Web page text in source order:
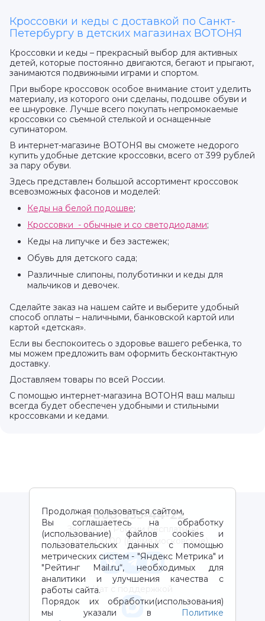
Кроссовки и кеды с доставкой по Санкт-
Петербургу в детских магазинах ВОТОНЯ
Кроссовки и кеды – прекрасный выбор для активных
детей, которые постоянно двигаются, бегают и прыгают,
занимаются подвижными играми и спортом.
При выборе кроссовок особое внимание стоит уделить
материалу, из которого они сделаны, подошве обуви и
ее шнуровке. Лучше всего покупать непромокаемые
кроссовки со съемной стелькой и оснащенные
супинатором.
В интернет-магазине ВОТОНЯ вы сможете недорого
купить удобные детские кроссовки, всего от 399 рублей
за пару обуви.
Здесь представлен большой ассортимент кроссовок
всевозможных фасонов и моделей:
Кеды на белой подошве;
Кроссовки - обычные и со светодиодами;
Кеды на липучке и без застежек;
Обувь для детского сада;
Различные слипоны, полуботинки и кеды для
мальчиков и девочек.
Сделайте заказ на нашем сайте и выберите удобный
способ оплаты – наличными, банковской картой или
картой «детская».
Если вы беспокоитесь о здоровье вашего ребенка, то
мы можем предложить вам оформить бесконтактную
доставку.
Доставляем товары по всей России.
С помощью интернет-магазина ВОТОНЯ ваш малыш
всегда будет обеспечен удобными и стильными
кроссовками и кедами.
Продолжая пользоваться сайтом,
Вы соглашаетесь на обработку
(использование) файлов cookies и
пользовательских данных с помощью
метрических систем - "Яндекс Метрика" и
"Рейтинг Mail.ru“, необходимых для
аналитики и улучшения качества с
работы сайта.
Порядок их обработки(использования)
мы указали в
Политике
8-800-333-44-22
Звонок по России бесплатный
с 9:00 до 21:00 (время московское)
Чат с поддержкой